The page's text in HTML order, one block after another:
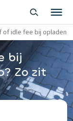
idle fee bij opladen
bij
Zo zit